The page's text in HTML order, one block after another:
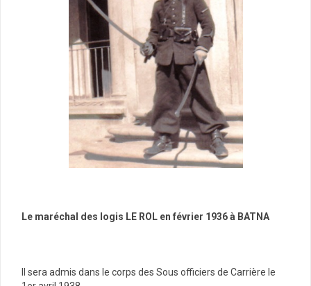
Le maréchal des logis LE ROL en février 1936 à BATNA
Il sera admis dans le corps des Sous officiers de Carrière le